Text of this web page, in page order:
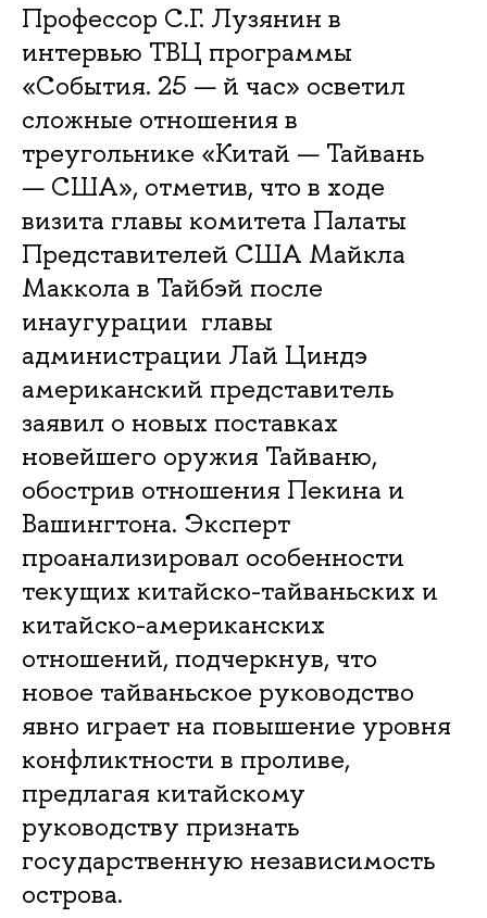
Профессор С.Г. Лузянин в
интервью ТВЦ программы
«События. 25 — й час» осветил
сложные отношения в
треугольнике «Китай — Тайвань
— США», отметив, что в ходе
визита главы комитета Палаты
Представителей США Майкла
Маккола в Тайбэй после
инаугурации главы
администрации Лай Циндэ
американский представитель
заявил о новых поставках
новейшего оружия Тайваню,
обострив отношения Пекина и
Вашингтона. Эксперт
проанализировал особенности
текущих китайско-тайваньских и
китайско-американских
отношений, подчеркнув, что
новое тайваньское руководство
явно играет на повышение уровня
конфликтности в проливе,
предлагая китайскому
руководству признать
государственную независимость
острова.